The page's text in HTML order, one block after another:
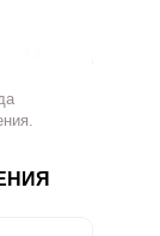
14.2